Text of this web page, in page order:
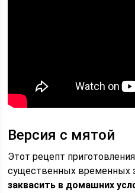
Версия с мятой
Этот рецепт
существенных временных
заквасить в домашних